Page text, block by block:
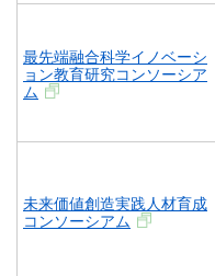
最先端融合科学イノベーシ
ョン教育研究コンソーシア
ム
未来価値創造実践人材育成
コンソーシアム